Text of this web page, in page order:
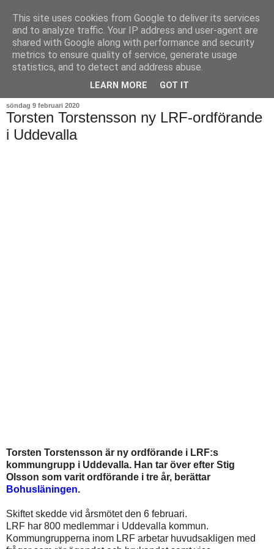
söndag 9 februari 2020
Torsten Torstensson ny LRF-ordförande
i Uddevalla
Torsten Torstensson är ny ordförande i LRF:s
kommungrupp i Uddevalla. Han tar över efter Stig
Olsson som varit ordförande i tre år, berättar
Bohusläningen.
Skiftet skedde vid årsmötet den 6 februari.
LRF har 800 medlemmar i Uddevalla kommun.
Kommungrupperna inom LRF arbetar huvudsakligen med
This site uses cookies from Google to deliver its services
and to analyze traffic. Your IP address and user-agent are
shared with Google along with performance and security
metrics to ensure quality of service, generate usage
statistics, and to detect and address abuse.
LEARN MORE GOT IT